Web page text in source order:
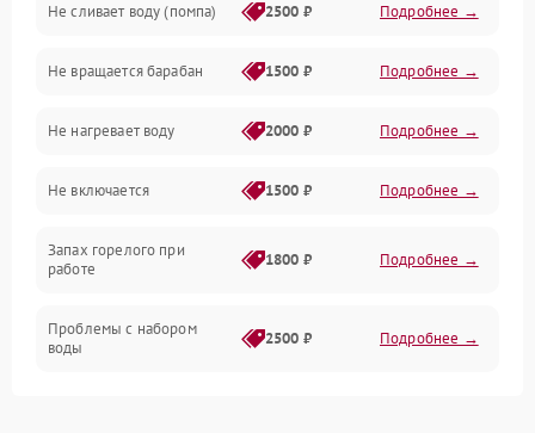
Водоснабжение
Слив
Программное обеспечение
Не сливает воду (помпа) 2500 ₽ Подробнее →
Не вращается барабан 1500 ₽ Подробнее →
Не нагревает воду 2000 ₽ Подробнее →
Не включается 1500 ₽ Подробнее →
Запах горелого при
работе
1800 ₽ Подробнее →
Проблемы с набором
воды
2500 ₽ Подробнее →